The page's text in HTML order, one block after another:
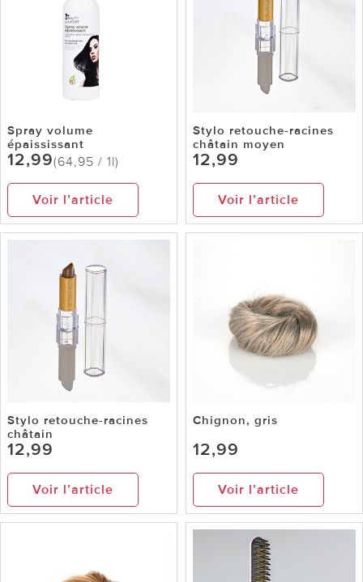
Spray volume
épaississant
12,99(64,95 / 1l)
Voir l’article
Stylo retouche-racines
châtain moyen
12,99
Voir l’article
Stylo retouche-racines
châtain
12,99
Voir l’article
Chignon, gris
12,99
Voir l’article